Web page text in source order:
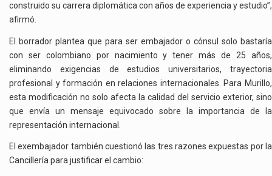
construido su carrera diplomática con años de experiencia y estudio”,
afirmó.
El borrador plantea que para ser embajador o cónsul solo bastaría
con ser colombiano por nacimiento y tener más de 25 años,
eliminando exigencias de estudios universitarios, trayectoria
profesional y formación en relaciones internacionales. Para Murillo,
esta modificación no solo afecta la calidad del servicio exterior, sino
que envía un mensaje equivocado sobre la importancia de la
representación internacional.
El exembajador también cuestionó las tres razones expuestas por la
Cancillería para justificar el cambio: